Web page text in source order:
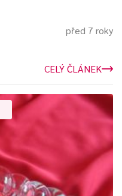
před 7 roky
CELÝ ČLÁNEK